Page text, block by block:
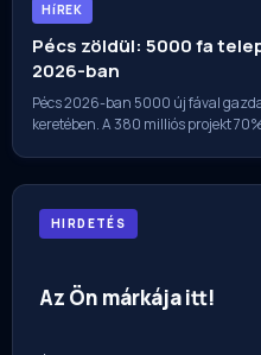
HíREK
Pécs zöldül: 5000 fa
2026-ban
Pécs 2026-ban 5000 új fával
keretében. A 380 milliós projekt
HIRDETÉS
Az Ön márkája itt!